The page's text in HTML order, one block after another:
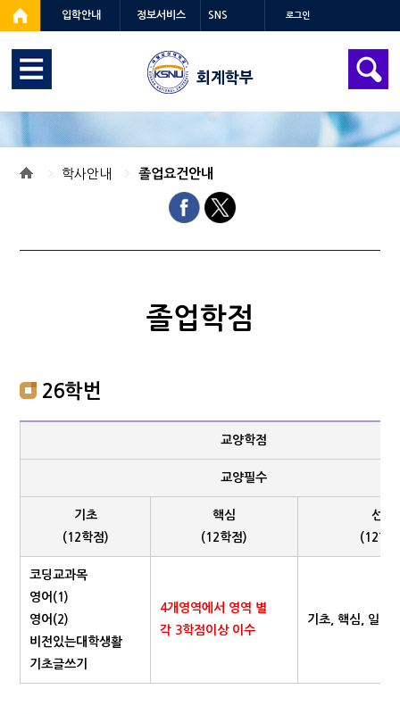
입학안내 정보서비스 SNS 로그인
회계학부
학사안내 졸업요건안내
졸업학점
26학번
교양학점
교양필수
기초
(12학점)
핵심
(12학점)
선택
(12학
코딩교과목
영어(1)
영어(2)
비전있는대학생활
기초글쓰기
4개영역에서 영역 별
각 3학점이상 이수
기초, 핵심, 일반